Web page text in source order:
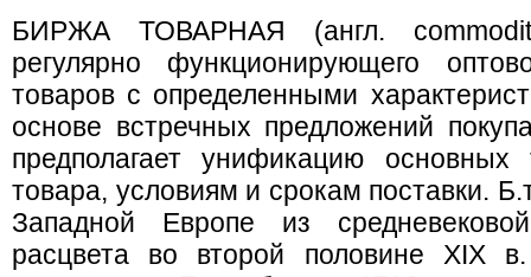
БИРЖА ТОВАРНАЯ (англ.
регулярно функционирующего
товаров с определенными
основе встречных предложений
предполагает унификацию основных
товара, условиям и срокам поставки.
Западной Европе из
расцвета во второй половине XIX